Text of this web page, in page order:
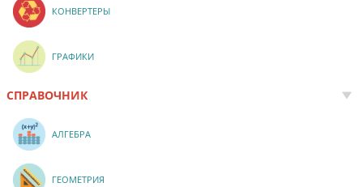
КОНВЕРТЕРЫ
ГРАФИКИ
СПРАВОЧНИК
АЛГЕБРА
ГЕОМЕТРИЯ